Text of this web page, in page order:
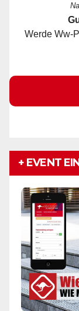
Werde Ww-
+ EVENT